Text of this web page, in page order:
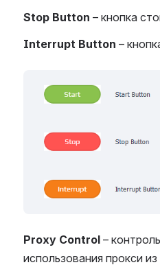
Stop Button – кнопка
Interrupt Button –
Proxy Control –
использования прокси